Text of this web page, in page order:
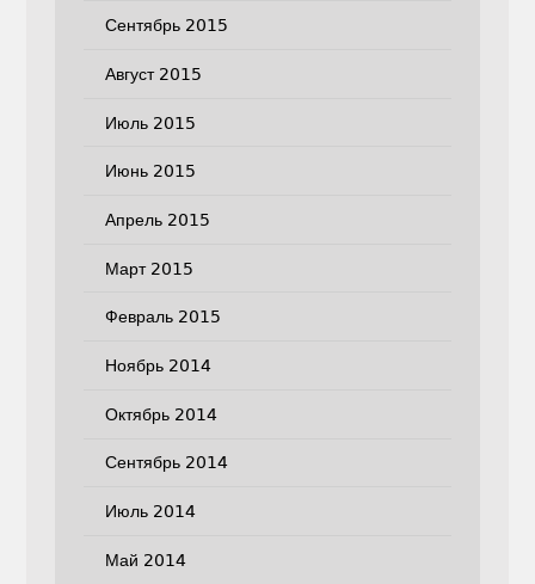
Сентябрь 2015
Август 2015
Июль 2015
Июнь 2015
Апрель 2015
Март 2015
Февраль 2015
Ноябрь 2014
Октябрь 2014
Сентябрь 2014
Июль 2014
Май 2014